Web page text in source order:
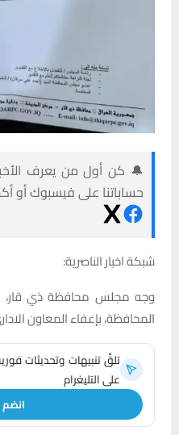
🔔 كن أول من يعرف
حساباتنا على فيسبوك أو
شبكة اخبار الناصرية:
وجه مجلس محافظة ذي قار،
المحافظة، بإعفاء المعاون
تلقَّ تنبيهات وتحديثات
على التليغرام
انضم